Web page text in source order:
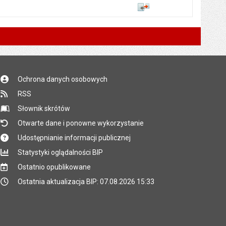
Ochrona danych osobowych
RSS
Słownik skrótów
Otwarte dane i ponowne wykorzystanie
Udostępnianie informacji publicznej
Statystyki oglądalności BIP
Ostatnio opublikowane
Ostatnia aktualizacja BIP: 07.08.2026 15:33